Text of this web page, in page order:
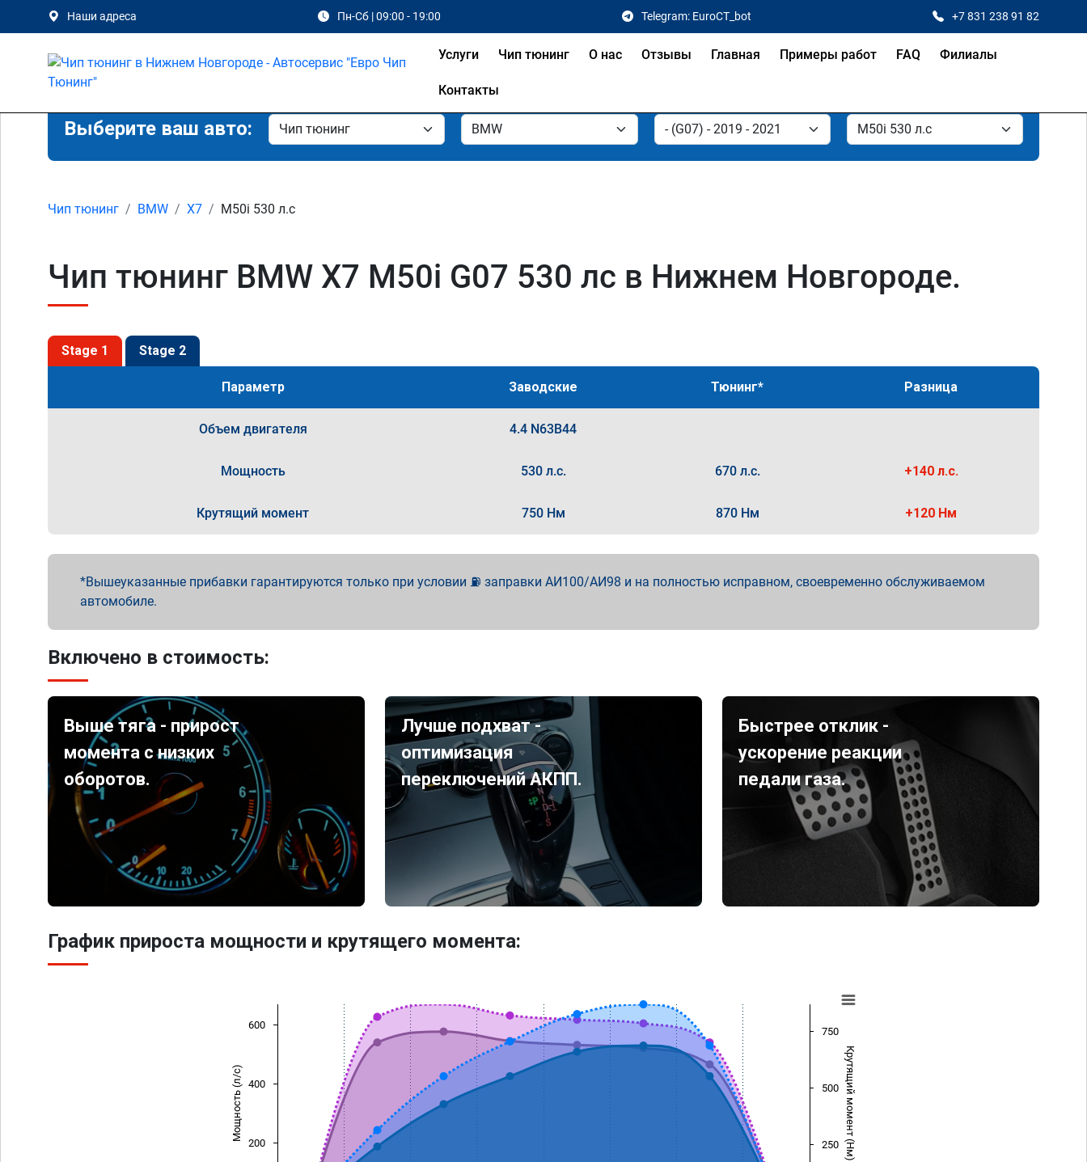
Наши адреса Пн-Сб | 09:00 - 19:00 Telegram: EuroCT_bot +7 831 238 91 82
Услуги Чип тюнинг О нас Отзывы Главная Примеры работ FAQ Филиалы
Контакты
Выберите ваш авто:
Чип тюнинг BMW X7 M50i 530 л.с
Чип тюнинг BMW X7 M50i G07 530 лс в Нижнем Новгороде.
Stage 1 Stage 2
Параметр Заводские Тюнинг* Разница
Объем двигателя 4.4 N63B44
Мощность 530 л.с. 670 л.с. +140 л.с.
Крутящий момент 750 Нм 870 Нм +120 Нм
Вышеуказанные прибавки гарантируются только при условии ⛽ заправки АИ100/АИ98 и на полностью исправном, своевременно обслуживаемом
автомобиле.
Включено в стоимость:
Выше тяга - прирост
момента с низких
оборотов.
Лучше подхват -
оптимизация
переключений АКПП.
Быстрее отклик -
ускорение реакции
педали газа.
График прироста мощности и крутящего момента:
Мощность (л/с) Крутящий момент (Нм)
200
400
600
250
500
750